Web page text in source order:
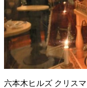
六本木ヒルズ クリス